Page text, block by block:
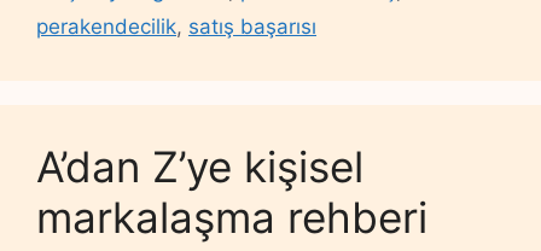
perakendecilik, satış başarısı
A’dan Z’ye kişisel
markalaşma rehberi